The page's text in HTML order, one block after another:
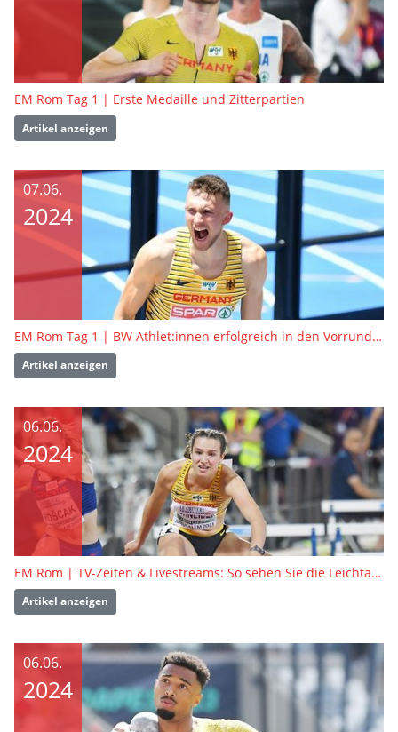
EM Rom Tag 1 | Erste Medaille und Zitterpartien
Artikel anzeigen
07.06.
2024
EM Rom Tag 1 | BW Athlet:innen erfolgreich in den Vorrunden
Artikel anzeigen
06.06.
2024
EM Rom | TV-Zeiten & Livestreams: So sehen Sie die Leichtathletik-EM in Rom live
Artikel anzeigen
06.06.
2024